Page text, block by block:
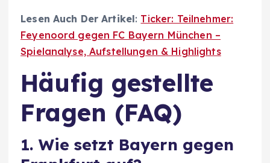
Lesen Auch Der Artikel: Ticker: Teilnehmer:
Feyenoord gegen FC Bayern München –
Spielanalyse, Aufstellungen & Highlights
Häufig gestellte
Fragen (FAQ)
1. Wie setzt Bayern gegen